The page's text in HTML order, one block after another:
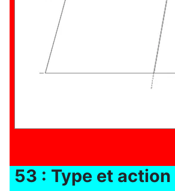
53 : Type et action